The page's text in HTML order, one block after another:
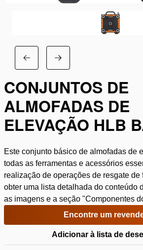
CONJUNTOS DE
ALMOFADAS DE
ELEVAÇÃO HLB
Este conjunto básico de almofadas de
todas as ferramentas e acessórios
realização de operações de resgate de
obter uma lista detalhada do conteúdo
as imagens e a seção "Componentes
Encontre um
Adicionar à lista de